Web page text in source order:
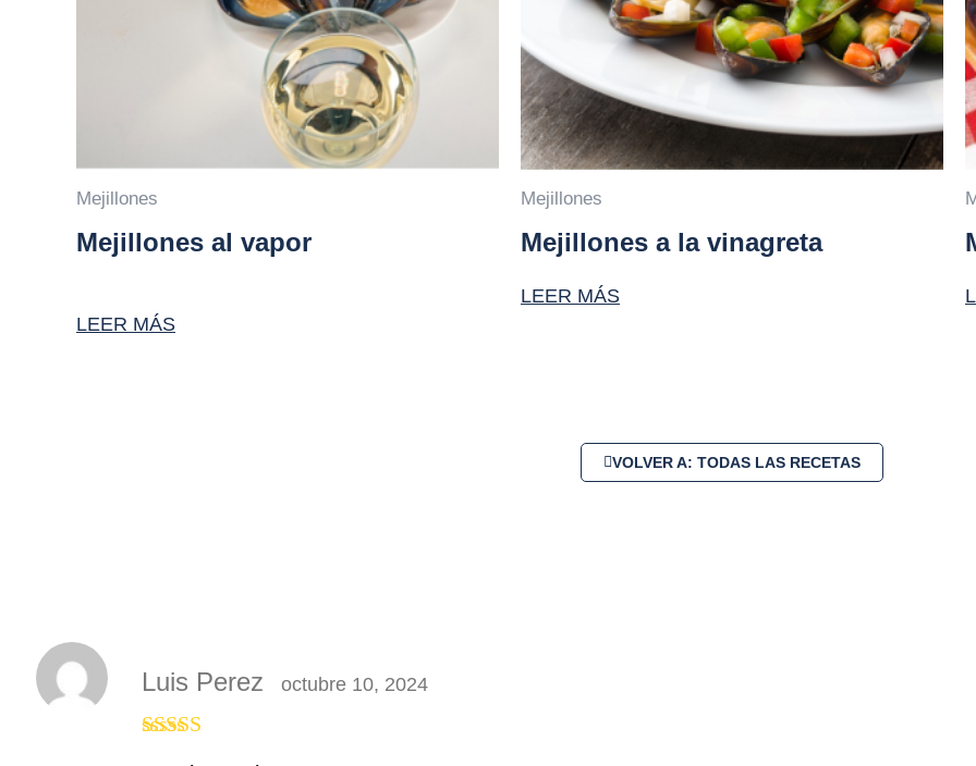
Mejillones
Mejillones al vapor
Valorado
con
LEER MÁS
Mejillones
Mejillones a la vinagreta
LEER MÁS
VOLVER A: TODAS LAS RECETAS
Luis Perez octubre 10, 2024